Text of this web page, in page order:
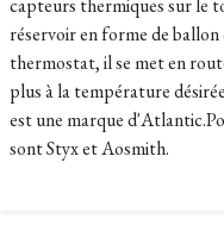
capteurs thermiques sur le
réservoir en forme de
thermostat, il se met en
plus à la température
est une marque
sont Styx et Aosmith.